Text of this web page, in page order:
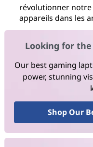
révolutionner
appareils dans les
Looking for the
Our best gaming
power, stunning
Shop Our